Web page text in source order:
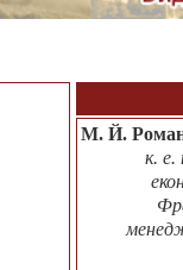
М. Й.
к.